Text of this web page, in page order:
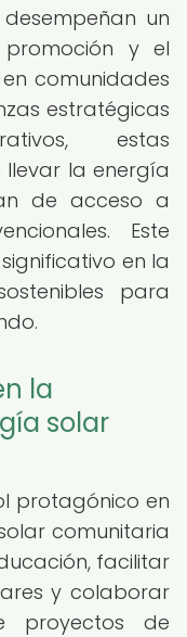
un
y el
comunidades
estratégicas
estas
la energía
de acceso a
Este
en la
para
la
solar
protagónico en
comunitaria
facilitar
y colaborar
proyectos de